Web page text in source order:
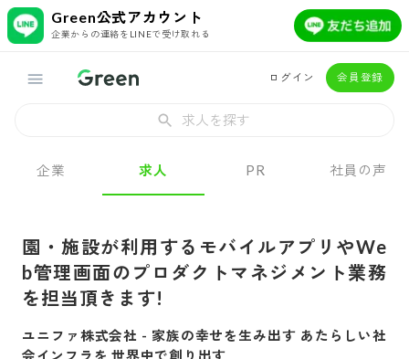
Green公式アカウント
企業からの連絡をLINEで受け取れる
ログイン 会員登録
求人を探す
企業 求人 PR 社員の声
園・施設が利用するモバイルアプリやWe
b管理画面のプロダクトマネジメント業務
を担当頂きます!
ユニファ株式会社 - 家族の幸せを生み出す あたらしい社
会インフラを 世界中で創り出す